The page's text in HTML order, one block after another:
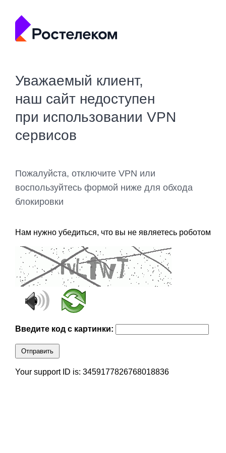
Уважаемый клиент,
наш сайт недоступен
при использовании VPN
сервисов
Пожалуйста, отключите VPN или
воспользуйтесь формой ниже для обхода
блокировки
Нам нужно убедиться, что вы не являетесь роботом
Введите код с картинки:
Отправить
Your support ID is: 3459177826768018836